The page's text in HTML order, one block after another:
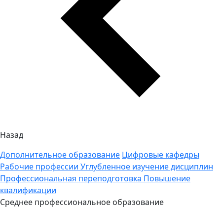
Назад
Дополнительное образование Цифровые кафедры
Рабочие профессии Углубленное изучение дисциплин
Профессиональная переподготовка Повышение
квалификации
Среднее профессиональное образование